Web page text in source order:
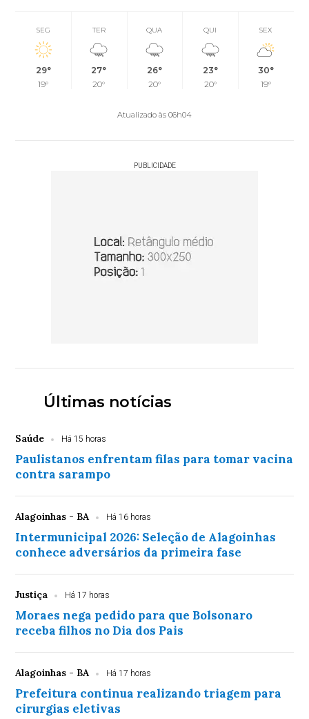
SEG
29°
19°
TER
27°
20°
QUA
26°
20°
QUI
23°
20°
SEX
30°
19°
Atualizado às 06h04
PUBLICIDADE
Últimas notícias
Saúde Há 15 horas
Paulistanos enfrentam filas para tomar vacina
contra sarampo
Alagoinhas - BA Há 16 horas
Intermunicipal 2026: Seleção de Alagoinhas
conhece adversários da primeira fase
Justiça Há 17 horas
Moraes nega pedido para que Bolsonaro
receba filhos no Dia dos Pais
Alagoinhas - BA Há 17 horas
Prefeitura continua realizando triagem para
cirurgias eletivas